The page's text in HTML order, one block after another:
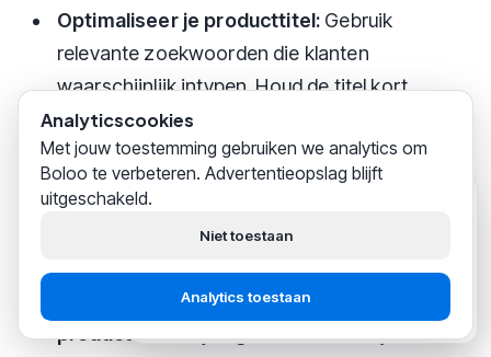
Optimaliseer je producttitel: Gebruik
relevante zoekwoorden die klanten
waarschijnlijk intypen. Houd de titel kort,
krachtig en informatief.
Gebruik scherpe en duidelijke afbeeldingen:
Laat je product zien vanuit verschillende
hoeken en zorg dat de foto's van hoge
Schrijf een overtuigende
productbeschrijving:Benadruk wat jouw
bol.com-verkopers
Start gratis
Analyticscookies
Met jouw toestemming gebruiken we analytics om
Boloo te verbeteren. Advertentieopslag blijft
uitgeschakeld.
Niet toestaan
Analytics toestaan